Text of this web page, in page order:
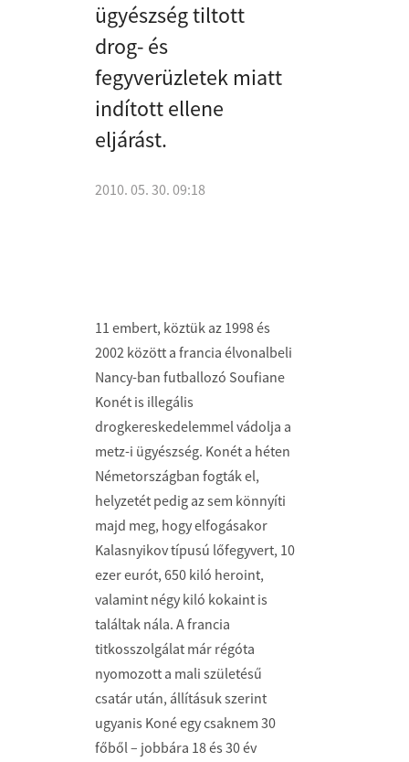
ügyészség tiltott
drog- és
fegyverüzletek miatt
indított ellene
eljárást.
2010. 05. 30. 09:18
11 embert, köztük az 1998 és
2002 között a francia élvonalbeli
Nancy-ban futballozó Soufiane
Konét is illegális
drogkereskedelemmel vádolja a
metz-i ügyészség. Konét a héten
Németországban fogták el,
helyzetét pedig az sem könnyíti
majd meg, hogy elfogásakor
Kalasnyikov típusú lőfegyvert, 10
ezer eurót, 650 kiló heroint,
valamint négy kiló kokaint is
találtak nála. A francia
titkosszolgálat már régóta
nyomozott a mali születésű
csatár után, állításuk szerint
ugyanis Koné egy csaknem 30
főből – jobbára 18 és 30 év